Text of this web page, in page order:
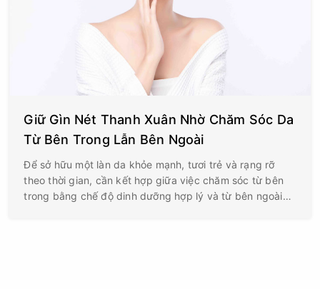
Giữ Gìn Nét Thanh Xuân Nhờ Chăm Sóc Da
Từ Bên Trong Lẫn Bên Ngoài
Để sở hữu một làn da khỏe mạnh, tươi trẻ và rạng rỡ
theo thời gian, cần kết hợp giữa việc chăm sóc từ bên
trong bằng chế độ dinh dưỡng hợp lý và từ bên ngoài